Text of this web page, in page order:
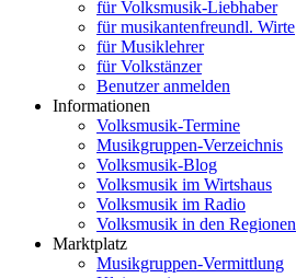
für Volksmusik-Liebhaber
für musikantenfreundl. Wirte
für Musiklehrer
für Volkstänzer
Benutzer anmelden
Informationen
Volksmusik-Termine
Musikgruppen-Verzeichnis
Volksmusik-Blog
Volksmusik im Wirtshaus
Volksmusik im Radio
Volksmusik in den Regionen
Marktplatz
Musikgruppen-Vermittlung